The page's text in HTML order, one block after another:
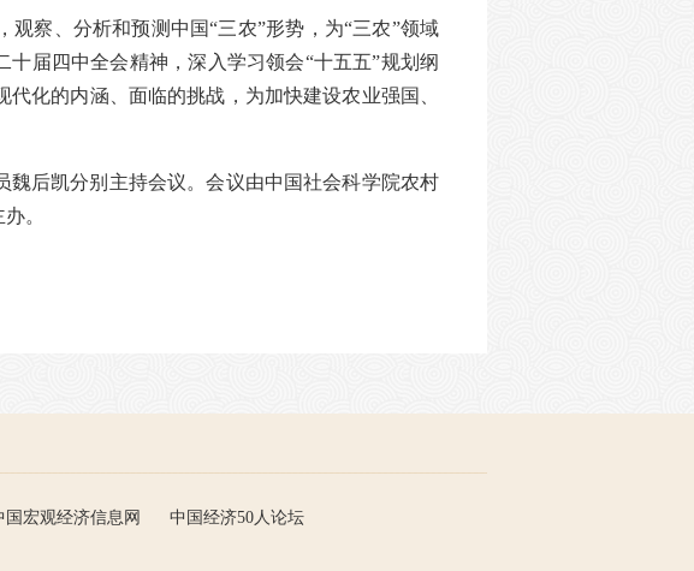
察、分析和预测中国“三农”形势，为“三农”领域
届四中全会精神，深入学习领会“十五五”规划纲
化的内涵、面临的挑战，为加快建设农业强国、
后凯分别主持会议。会议由中国社会科学院农村
。
国宏观经济信息网
中国经济50人论坛